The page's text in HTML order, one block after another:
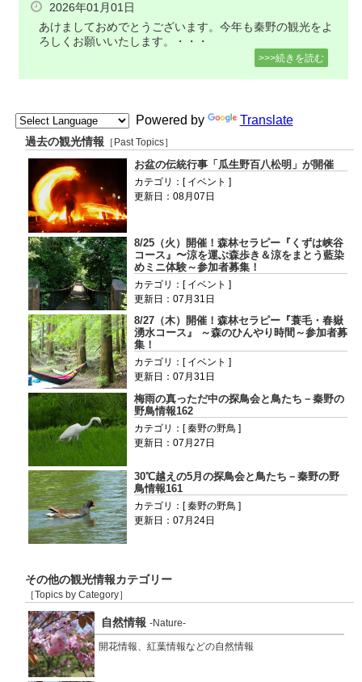
2026年01月01日
あけましておめでとうございます。今年も秦野の観光をよ
ろしくお願いいたします。・・・
>>>続きを読む
Powered by Translate
過去の観光情報 ［Past Topics］
お盆の伝統行事「瓜生野百八松明」が開催
カテゴリ：[ イベント ]
更新日：08月07日
8/25（火）開催！森林セラピー『くずは峡谷
コース』〜涼を運ぶ森歩き＆涼をまとう藍染
めミニ体験～参加者募集！
カテゴリ：[ イベント ]
更新日：07月31日
8/27（木）開催！森林セラピー『蓑毛・春嶽
湧水コース』 ～森のひんやり時間～参加者募
集！
カテゴリ：[ イベント ]
更新日：07月31日
梅雨の真っただ中の探鳥会と鳥たち－秦野の
野鳥情報162
カテゴリ：[ 秦野の野鳥 ]
更新日：07月27日
30℃越えの5月の探鳥会と鳥たち－秦野の野
鳥情報161
カテゴリ：[ 秦野の野鳥 ]
更新日：07月24日
その他の観光情報カテゴリー
［Topics by Category］
自然情報 -Nature-
開花情報、紅葉情報などの自然情報